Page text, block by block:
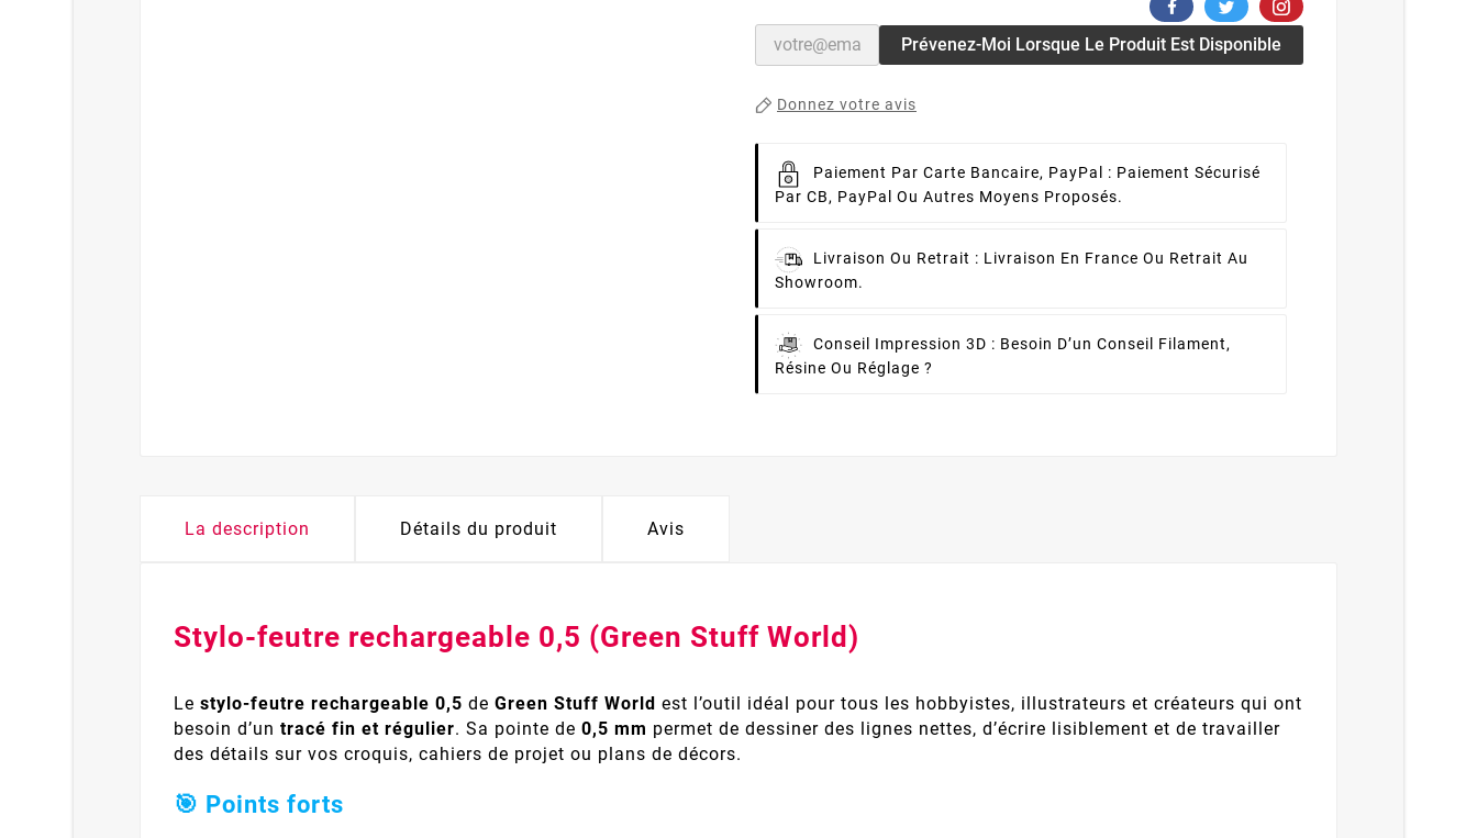
Prévenez-Moi Lorsque Le Produit Est Disponible
Donnez votre avis
Paiement Par Carte Bancaire, PayPal : Paiement Sécurisé
Par CB, PayPal Ou Autres Moyens Proposés.
Livraison Ou Retrait : Livraison En France Ou Retrait Au
Showroom.
Conseil Impression 3D : Besoin D’un Conseil Filament,
Résine Ou Réglage ?
La description Détails du produit Avis
Stylo-feutre rechargeable 0,5 (Green Stuff World)
Lestylo-feutre rechargeable 0,5 deGreen Stuff World est l’outil idéal pour tous les hobbyistes, illustrateurs et créateurs qui ont
besoin d’untracé fin et régulier. Sa pointe de0,5 mm permet de dessiner des lignes nettes, d’écrire lisiblement et de travailler
des détails sur vos croquis, cahiers de projet ou plans de décors.
🎯 Points forts